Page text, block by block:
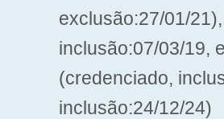
exclusão:27/01/
inclusão:07/03/19,
(credenciado,
inclusão:24/12/24)